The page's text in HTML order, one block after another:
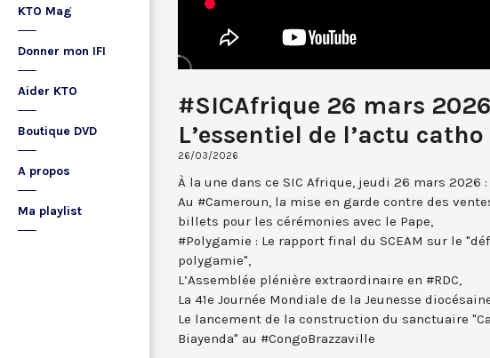
KTO Mag
Donner mon IFI
Aider KTO
Boutique DVD
A propos
Ma playlist
#SICAfrique 26 mars
L’essentiel de l’actu
26/03/2026
À la une dans ce SIC Afrique, jeudi 26 mars 2026 :
Au #Cameroun, la mise en garde contre des
billets pour les cérémonies avec le Pape,
#Polygamie : Le rapport final du SCEAM sur le
polygamie",
L’Assemblée plénière extraordinaire en #RDC,
La 41e Journée Mondiale de la Jeunesse
Le lancement de la construction du sanctuaire
Biayenda" au #CongoBrazzaville